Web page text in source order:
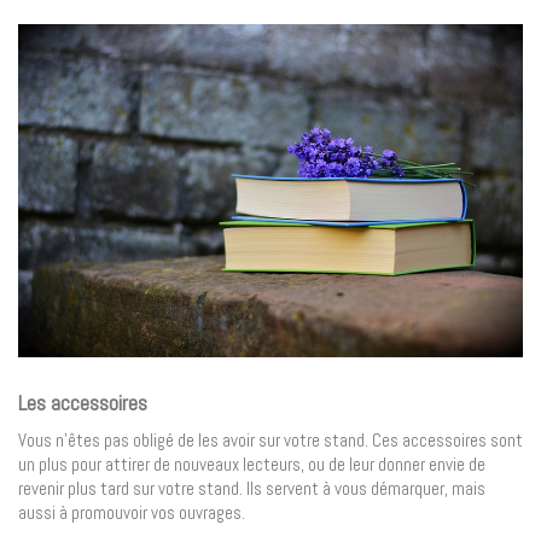
Les accessoires
Vous n’êtes pas obligé de les avoir sur votre stand. Ces accessoires sont
un plus pour attirer de nouveaux lecteurs, ou de leur donner envie de
revenir plus tard sur votre stand. Ils servent à vous démarquer, mais
aussi à promouvoir vos ouvrages.